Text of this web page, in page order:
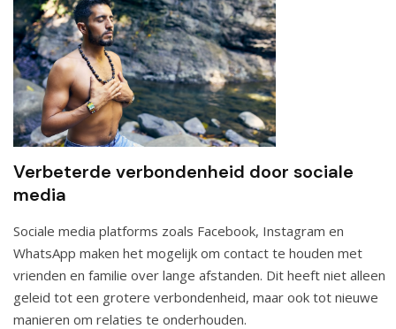
Verbeterde verbondenheid door sociale
media
Sociale media platforms zoals Facebook, Instagram en
WhatsApp maken het mogelijk om contact te houden met
vrienden en familie over lange afstanden. Dit heeft niet alleen
geleid tot een grotere verbondenheid, maar ook tot nieuwe
manieren om relaties te onderhouden.